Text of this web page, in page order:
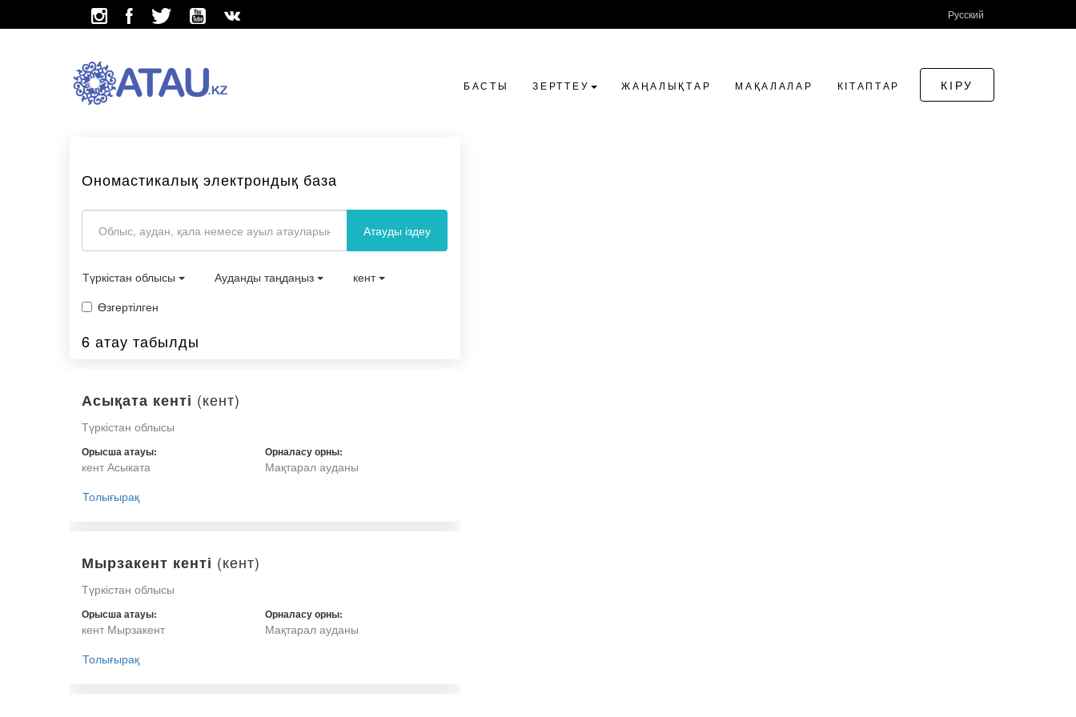
Русский
БАСТЫ ЗЕРТТЕУ ЖАҢАЛЫҚТАР МАҚАЛАЛАР КІТАПТАР КІРУ
Ономастикалық электрондық база
Атауды іздеу
Түркістан облысы Ауданды таңдаңыз
кент
Өзгертілген
6 атау табылды
Асықата кенті (кент)
Түркістан облысы
Орысша атауы:
кент Асыката
Орналасу орны:
Мақтарал ауданы
Толығырақ
Мырзакент кенті (кент)
Түркістан облысы
Орысша атауы:
кент Мырзакент
Орналасу орны:
Мақтарал ауданы
Толығырақ